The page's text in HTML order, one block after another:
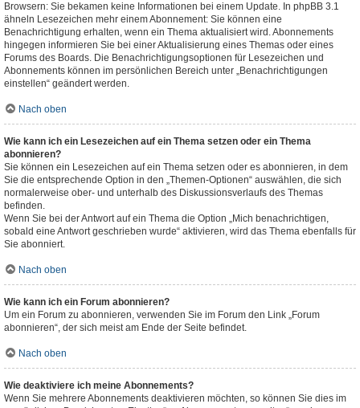
Browsern: Sie bekamen keine Informationen bei einem Update. In phpBB 3.1
ähneln Lesezeichen mehr einem Abonnement: Sie können eine
Benachrichtigung erhalten, wenn ein Thema aktualisiert wird. Abonnements
hingegen informieren Sie bei einer Aktualisierung eines Themas oder eines
Forums des Boards. Die Benachrichtigungsoptionen für Lesezeichen und
Abonnements können im persönlichen Bereich unter „Benachrichtigungen
einstellen“ geändert werden.
Nach oben
Wie kann ich ein Lesezeichen auf ein Thema setzen oder ein Thema
abonnieren?
Sie können ein Lesezeichen auf ein Thema setzen oder es abonnieren, in dem
Sie die entsprechende Option in den „Themen-Optionen“ auswählen, die sich
normalerweise ober- und unterhalb des Diskussionsverlaufs des Themas
befinden.
Wenn Sie bei der Antwort auf ein Thema die Option „Mich benachrichtigen,
sobald eine Antwort geschrieben wurde“ aktivieren, wird das Thema ebenfalls für
Sie abonniert.
Nach oben
Wie kann ich ein Forum abonnieren?
Um ein Forum zu abonnieren, verwenden Sie im Forum den Link „Forum
abonnieren“, der sich meist am Ende der Seite befindet.
Nach oben
Wie deaktiviere ich meine Abonnements?
Wenn Sie mehrere Abonnements deaktivieren möchten, so können Sie dies im